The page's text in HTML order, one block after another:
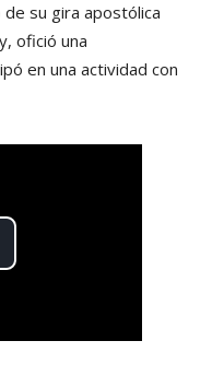
de su gira apostólica
ofició una
en una actividad con